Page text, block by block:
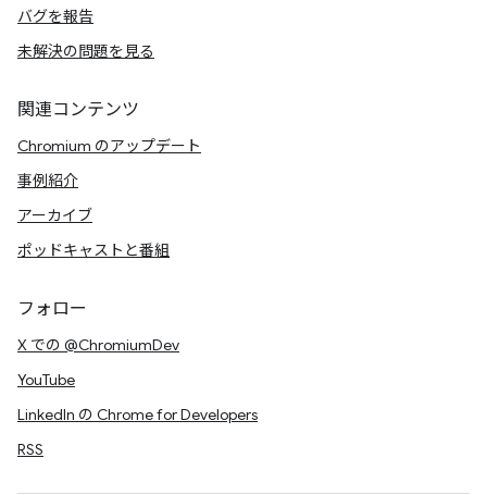
バグを報告
未解決の問題を見る
関連コンテンツ
Chromium のアップデート
事例紹介
アーカイブ
ポッドキャストと番組
フォロー
X での @ChromiumDev
YouTube
LinkedIn の Chrome for Developers
RSS